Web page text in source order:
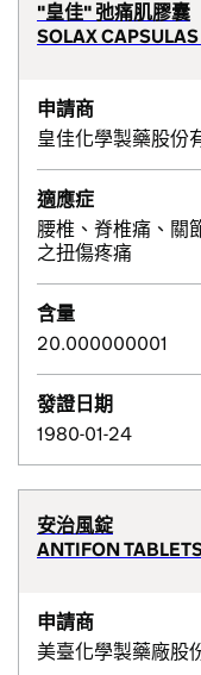
"皇佳" 弛痛肌膠囊
SOLAX
申請商
皇佳化學製藥股份
適應症
腰椎、脊椎痛、關
之扭傷疼痛
含量
20.000000001
發證日期
1980-01-24
安治風錠
ANTIFON
申請商
美臺化學製藥廠股